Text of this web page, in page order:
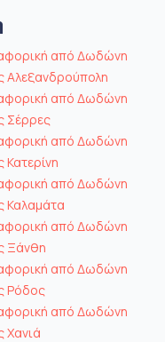
από Δωδώνη
Αλεξανδρούπολη
από Δωδώνη
Σέρρες
από Δωδώνη
Κατερίνη
από Δωδώνη
Καλαμάτα
από Δωδώνη
Ξάνθη
από Δωδώνη
Ρόδος
από Δωδώνη
Χανιά